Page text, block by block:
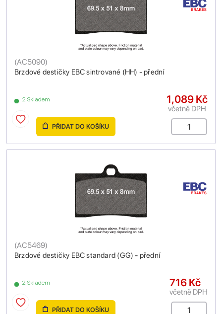
Brzdové destičky EBC sintrované (HH) - přední
(AC5090)
2 Skladem 1,089 Kč
včetně DPH
PŘIDAT DO KOŠÍKU
Brzdové destičky EBC standard (GG) - přední
(AC5469)
2 Skladem 716 Kč
včetně DPH
PŘIDAT DO KOŠÍKU